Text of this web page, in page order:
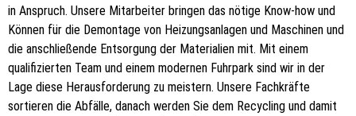
in Anspruch. Unsere Mitarbeiter bringen das nötige Know-how und
Können für die Demontage von Heizungsanlagen und Maschinen und
die anschließende Entsorgung der Materialien mit. Mit einem
qualifizierten Team und einem modernen Fuhrpark sind wir in der
Lage diese Herausforderung zu meistern. Unsere Fachkräfte
sortieren die Abfälle, danach werden Sie dem Recycling und damit